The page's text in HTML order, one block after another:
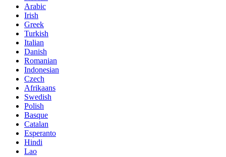
Arabic
Irish
Greek
Turkish
Italian
Danish
Romanian
Indonesian
Czech
Afrikaans
Swedish
Polish
Basque
Catalan
Esperanto
Hindi
Lao